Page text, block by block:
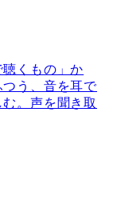
くもの」か
う、音を耳で
。声を聞き取